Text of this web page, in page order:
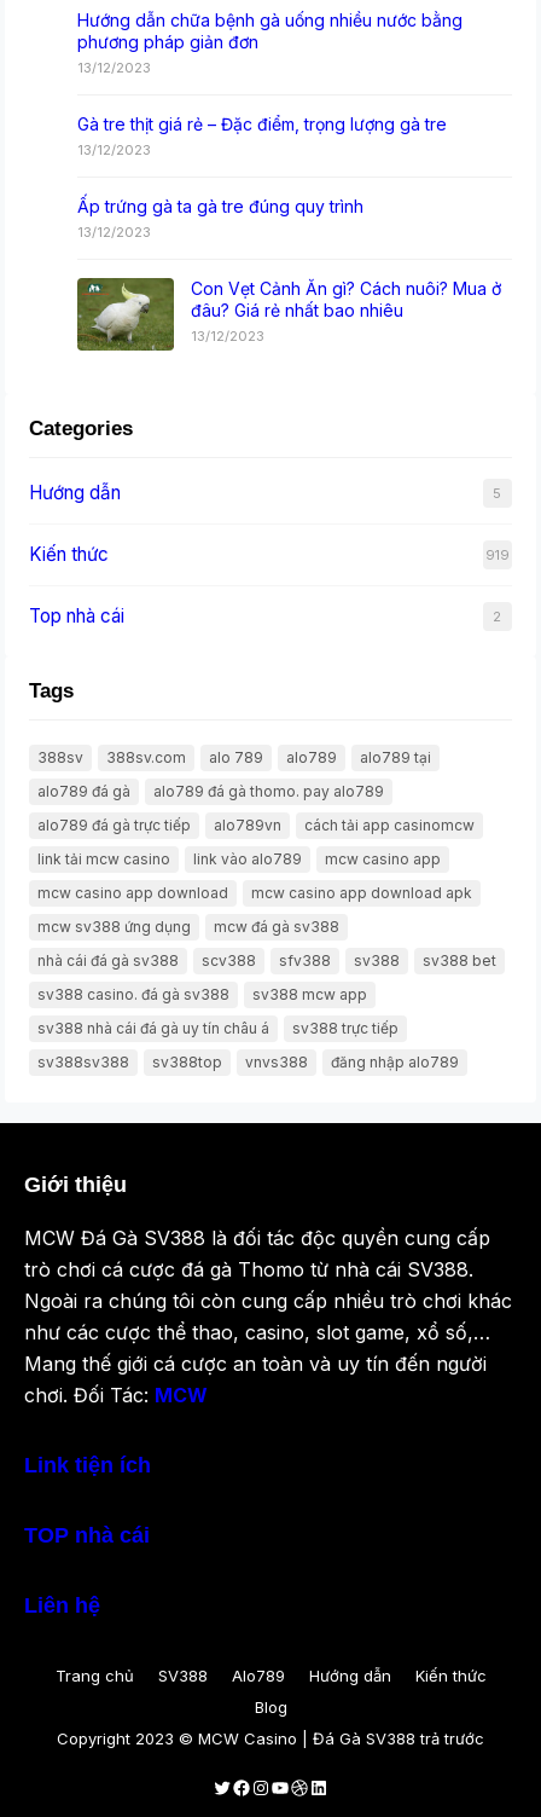
Hướng dẫn chữa bệnh gà uống nhiều nước bằng
phương pháp giản đơn
13/12/2023
Gà tre thịt giá rẻ – Đặc điểm, trọng lượng gà tre
13/12/2023
Ấp trứng gà ta gà tre đúng quy trình
13/12/2023
Con Vẹt Cảnh Ăn gì? Cách nuôi? Mua ở
đâu? Giá rẻ nhất bao nhiêu
13/12/2023
Categories
Hướng dẫn 5
Kiến thức 919
Top nhà cái 2
Tags
388sv 388sv.com alo 789 alo789
alo789 tại
alo789 đá gà
alo789 đá gà thomo. pay alo789
alo789 đá gà trực tiếp
alo789vn
cách tải app casinomcw
link tải mcw casino
link vào alo789
mcw casino app
mcw casino app download
mcw casino app download apk
mcw sv388 ứng dụng
mcw đá gà sv388
nhà cái đá gà sv388
scv388 sfv388 sv388
sv388 bet
sv388 casino. đá gà sv388
sv388 mcw app
sv388 nhà cái đá gà uy tín châu á
sv388 trực tiếp
sv388sv388
sv388top vnvs388 đăng nhập alo789
Giới thiệu
MCW Đá Gà SV388 là đối tác độc quyền cung cấp
trò chơi cá cược đá gà Thomo từ nhà cái SV388.
Ngoài ra chúng tôi còn cung cấp nhiều trò chơi khác
như các cược thể thao, casino, slot game, xổ số,…
Mang thế giới cá cược an toàn và uy tín đến người
chơi. Đối Tác: MCW
Link tiện ích
TOP nhà cái
Liên hệ
Trang chủ SV388 Alo789 Hướng dẫn
Kiến thức
Blog
Copyright 2023 © MCW Casino | Đá Gà SV388 trả trước
Twitter
Facebook
Instagram
Youtube
Dribbble
LinkedIn